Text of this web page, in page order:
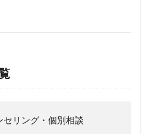
セリング・個別相談